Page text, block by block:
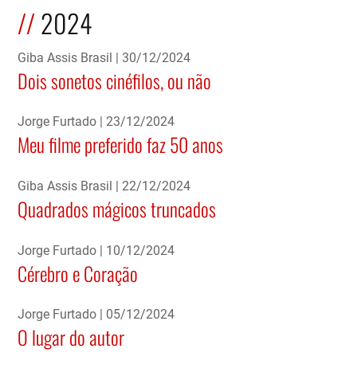
2024
Giba Assis Brasil 30/12/2024
Dois sonetos cinéfilos, ou não
Jorge Furtado 23/12/2024
Meu filme preferido faz 50 anos
Giba Assis Brasil 22/12/2024
Quadrados mágicos truncados
Jorge Furtado 10/12/2024
Cérebro e Coração
Jorge Furtado 05/12/2024
O lugar do autor